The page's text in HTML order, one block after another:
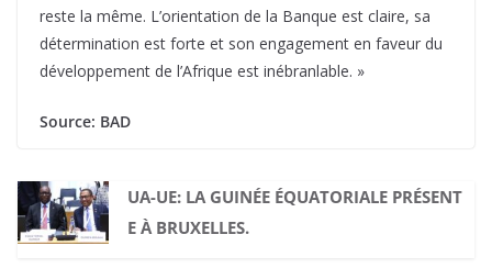
reste la même. L’orientation de la Banque est claire, sa
détermination est forte et son engagement en faveur du
développement de l’Afrique est inébranlable. »
Source: BAD
UA-UE: LA GUINÉE ÉQUATORIALE PRÉSENT
E À BRUXELLES.